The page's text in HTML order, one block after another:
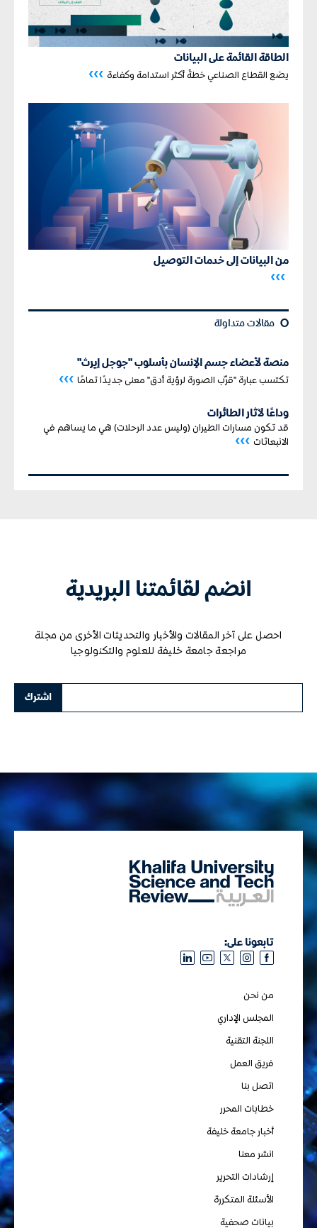
الطاقة القائمة على البيانات
يضع القطاع الصناعي خطةً أكثر استدامة وكفاءة ›››
من البيانات إلى خدمات التوصيل
›››
¢ مقالات متداولة
منصة لأعضاء جسم الإنسان بأسلوب "جوجل إيرث"
تكتسب عبارة "قرّب الصورة لرؤية أدق" معنى جديدًا تمامًا ›››
وداعًا لآثار الطائرات
قد تكون مسارات الطيران (وليس عدد الرحلات) هي ما يساهم في
الانبعاثات ›››
انضم لقائمتنا البريدية
احصل على آخر المقالات والأخبار والتحديثات الأخرى من مجلة
مراجعة جامعة خليفة للعلوم والتكنولوجيا
تابعونا على:
من نحن
المجلس الإداري
اللجنة التقنية
فريق العمل
اتصل بنا
خطابات المحرر
أخبار جامعة خليفة
انشر معنا
إرشادات التحرير
الأسئلة المتكررة
بيانات صحفية